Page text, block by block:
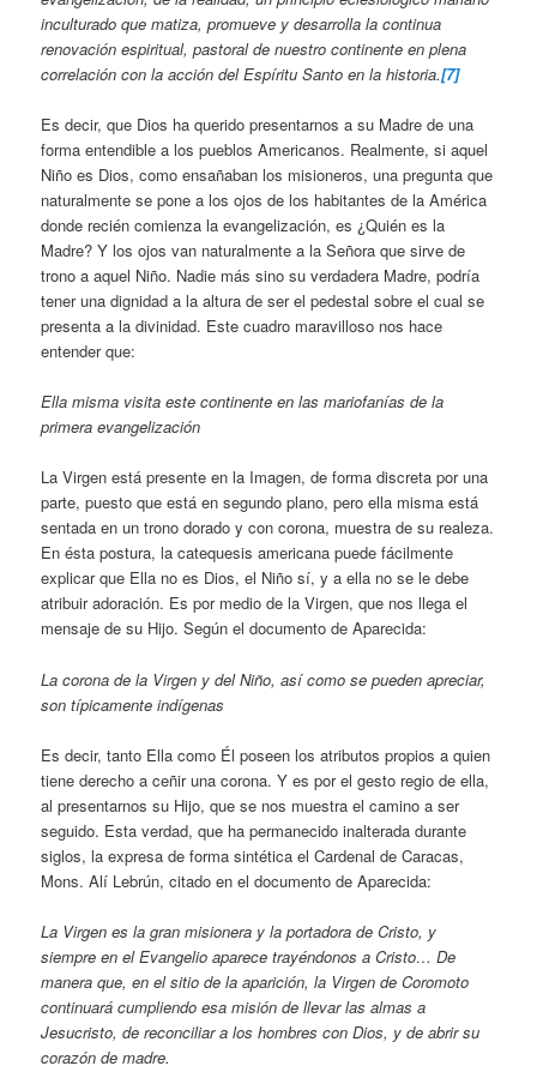
inculturado que matiza, promueve y desarrolla la continua
renovación espiritual, pastoral de nuestro continente en plena
correlación con la acción del Espíritu Santo en la historia.[7]
Es decir, que Dios ha querido presentarnos a su Madre de una
forma entendible a los pueblos Americanos. Realmente, si aquel
Niño es Dios, como ensañaban los misioneros, una pregunta que
naturalmente se pone a los ojos de los habitantes de la América
donde recién comienza la evangelización, es ¿Quién es la
Madre? Y los ojos van naturalmente a la Señora que sirve de
trono a aquel Niño. Nadie más sino su verdadera Madre, podría
tener una dignidad a la altura de ser el pedestal sobre el cual se
presenta a la divinidad. Este cuadro maravilloso nos hace
entender que:
Ella misma visita este continente en las mariofanías de la
primera evangelización
La Virgen está presente en la Imagen, de forma discreta por una
parte, puesto que está en segundo plano, pero ella misma está
sentada en un trono dorado y con corona, muestra de su realeza.
En ésta postura, la catequesis americana puede fácilmente
explicar que Ella no es Dios, el Niño sí, y a ella no se le debe
atribuir adoración. Es por medio de la Virgen, que nos llega el
mensaje de su Hijo. Según el documento de Aparecida:
La corona de la Virgen y del Niño, así como se pueden apreciar,
son típicamente indígenas
Es decir, tanto Ella como Él poseen los atributos propios a quien
tiene derecho a ceñir una corona. Y es por el gesto regio de ella,
al presentarnos su Hijo, que se nos muestra el camino a ser
seguido. Esta verdad, que ha permanecido inalterada durante
siglos, la expresa de forma sintética el Cardenal de Caracas,
Mons. Alí Lebrún, citado en el documento de Aparecida:
La Virgen es la gran misionera y la portadora de Cristo, y
siempre en el Evangelio aparece trayéndonos a Cristo… De
manera que, en el sitio de la aparición, la Virgen de Coromoto
continuará cumpliendo esa misión de llevar las almas a
Jesucristo, de reconciliar a los hombres con Dios, y de abrir su
corazón de madre.